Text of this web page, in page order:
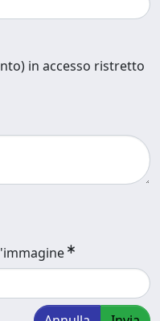
in accesso ristretto